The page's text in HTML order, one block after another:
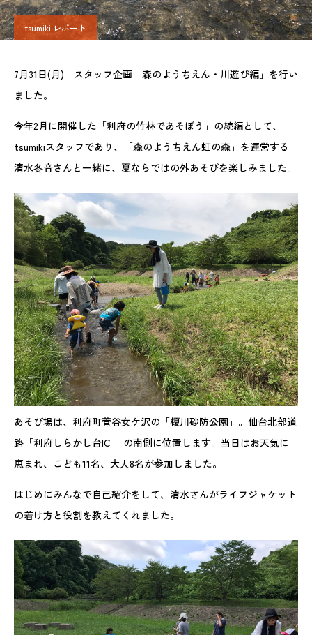
tsumiki レポート
7月31日(月) スタッフ企画「森のようちえん・川遊び編」を行い
ました。
今年2月に開催した「利府の竹林であそぼう」の続編として、
tsumikiスタッフであり、「森のようちえん虹の森」を運営する
清水冬音さんと一緒に、夏ならではの外あそびを楽しみました。
あそび場は、利府町菅谷女ケ沢の「榎川砂防公園」。仙台北部道
路「利府しらかし台IC」 の南側に位置します。当日はお天気に
恵まれ、こども11名、大人8名が参加しました。
はじめにみんなで自己紹介をして、清水さんがライフジャケット
の着け方と役割を教えてくれました。